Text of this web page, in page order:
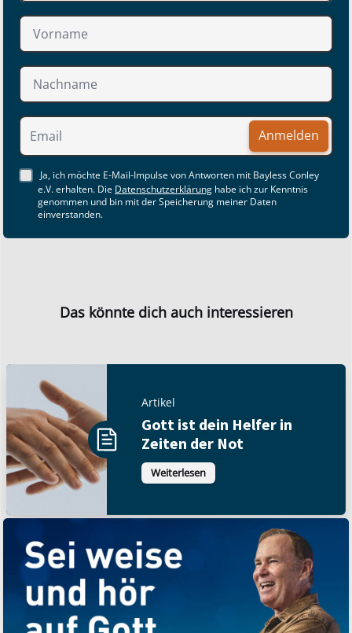
Anmelden
Ja, ich möchte E-Mail-Impulse von Antworten mit Bayless Conley
e.V. erhalten. Die Datenschutzerklärung habe ich zur Kenntnis
genommen und bin mit der Speicherung meiner Daten
einverstanden.
Das könnte dich auch interessieren
Artikel
Gott ist dein Helfer in
Zeiten der Not
Weiterlesen